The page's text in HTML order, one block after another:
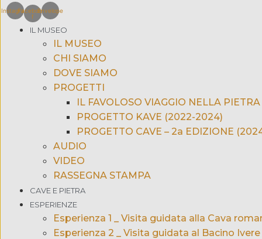
InstagramFacebook-
f
Envelope
IL MUSEO
IL MUSEO
CHI SIAMO
DOVE SIAMO
PROGETTI
IL FAVOLOSO VIAGGIO NELLA
PROGETTO KAVE (2022-2024)
PROGETTO CAVE – 2a EDIZIONE
AUDIO
VIDEO
RASSEGNA STAMPA
CAVE E PIETRA
ESPERIENZE
Esperienza 1 _ Visita guidata alla Cava
Esperienza 2 _ Visita guidata al Bacino Ivere